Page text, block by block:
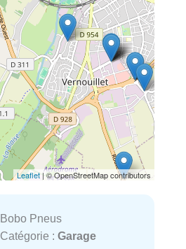
Leaflet | © OpenStreetMap contributors
Bobo Pneus
Catégorie : Garage